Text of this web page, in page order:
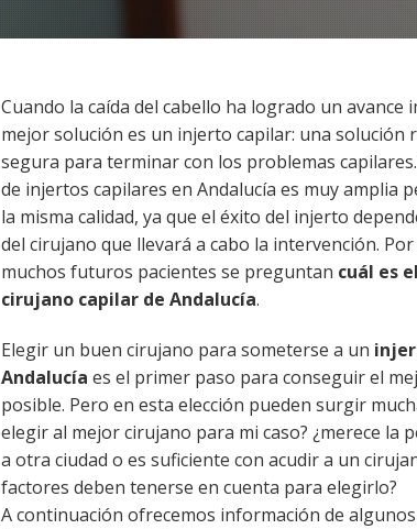
Cuando la caída del cabello ha logrado un avance
mejor solución es un injerto capilar: una solución
segura para terminar con los problemas
de injertos capilares en Andalucía es muy amplia
la misma calidad, ya que el éxito del injerto
del cirujano que llevará a cabo la intervención.
muchos futuros pacientes se preguntan cuál es
cirujano capilar de Andalucía.
Elegir un buen cirujano para someterse a un
Andalucía es el primer paso para conseguir el
posible. Pero en esta elección pueden surgir
elegir al mejor cirujano para mi caso? ¿merece la
a otra ciudad o es suficiente con acudir a un
factores deben tenerse en cuenta para elegirlo?
A continuación ofrecemos información de